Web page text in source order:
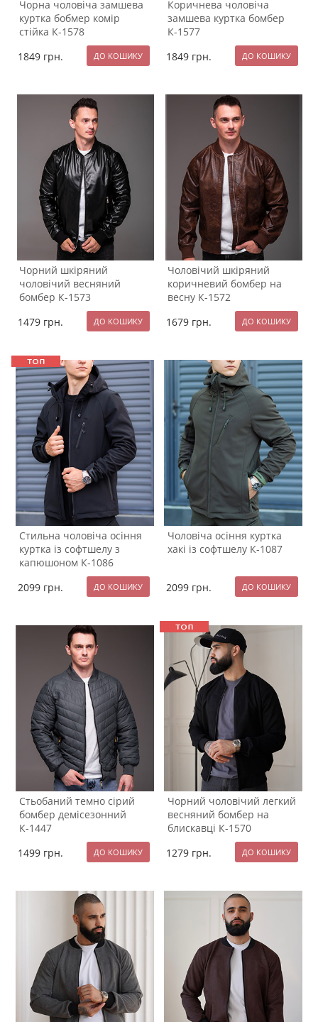
Чорна чоловіча замшева
куртка бобмер комір
стійка К-1578
1849 грн.
Коричнева чоловіча
замшева куртка бомбер
К-1577
1849 грн.
Чорний шкіряний
чоловічий весняний
бомбер К-1573
1479 грн.
Чоловічий шкіряний
коричневий бомбер на
весну К-1572
1679 грн.
Стильна чоловіча осіння
куртка із софтшелу з
капюшоном К-1086
2099 грн.
Чоловіча осіння куртка
хакі із софтшелу К-1087
2099 грн.
Стьобаний темно сірий
бомбер демісезонний
К-1447
1499 грн.
Чорний чоловічий легкий
весняний бомбер на
блискавці К-1570
1279 грн.